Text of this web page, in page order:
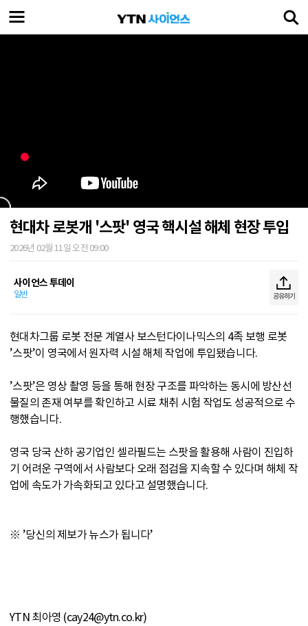
현대차 로봇개 '스팟' 영국 핵시설 해체 현장 투입
2026년 02월 11일 오전 09:00
사이언스 투데이
일반 공유하기
현대차그룹 로봇 전문 계열사 보스턴다이나믹스의 4족 보행 로봇
’스팟’이 영국에서 원자력 시설 해체 작업에 투입됐습니다.
’스팟’은 영상 촬영 등을 통해 현장 구조를 파악하는 동시에 방산선
물질의 존재 여부를 확인하고 시료 채취 시험 작업도 성공적으로 수
행했습니다.
영국 당국 산하 공기업인 셀라필드는 스팟을 활용해 사람이 진입하
기 어려운 구역에서 사람보다 오래 점검을 지속할 수 있다며 해체 작
업에 속도가 가속화되고 있다고 설명했습니다.
※ ’당신의 제보가 뉴스가 됩니다’
YTN 최아영 (cay24@ytn.co.kr)